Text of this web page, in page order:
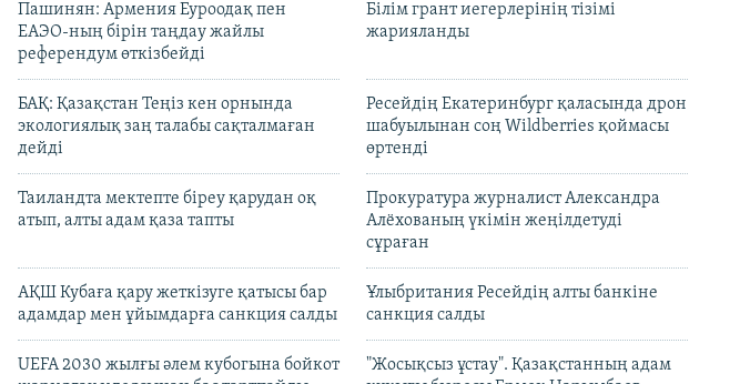
Пашинян: Армения Еуроодақ пен
ЕАЭО-ның бірін таңдау жайлы
референдум өткізбейді
Білім грант иегерлерінің тізімі
жарияланды
БАҚ: Қазақстан Теңіз кен орнында
экологиялық заң талабы сақталмаған
дейді
Ресейдің Екатеринбург қаласында дрон
шабуылынан соң Wildberries қоймасы
өртенді
Таиландта мектепте біреу қарудан оқ
атып, алты адам қаза тапты
Прокуратура журналист Александра
Алёхованың үкімін жеңілдетуді
сұраған
АҚШ Кубаға қару жеткізуге қатысы бар
адамдар мен ұйымдарға санкция салды
Ұлыбритания Ресейдің алты банкіне
санкция салды
UEFA 2030 жылғы әлем кубогына бойкот
"Жосықсыз ұстау". Қазақстанның адам